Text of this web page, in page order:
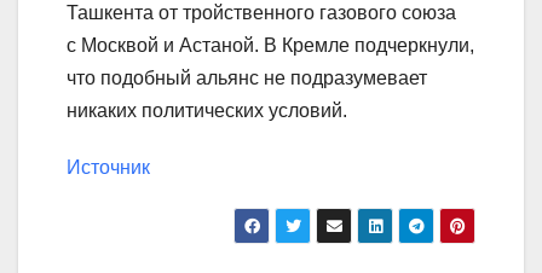
Ташкента от тройственного газового союза
с Москвой и Астаной. В Кремле подчеркнули,
что подобный альянс не подразумевает
никаких политических условий.
Источник